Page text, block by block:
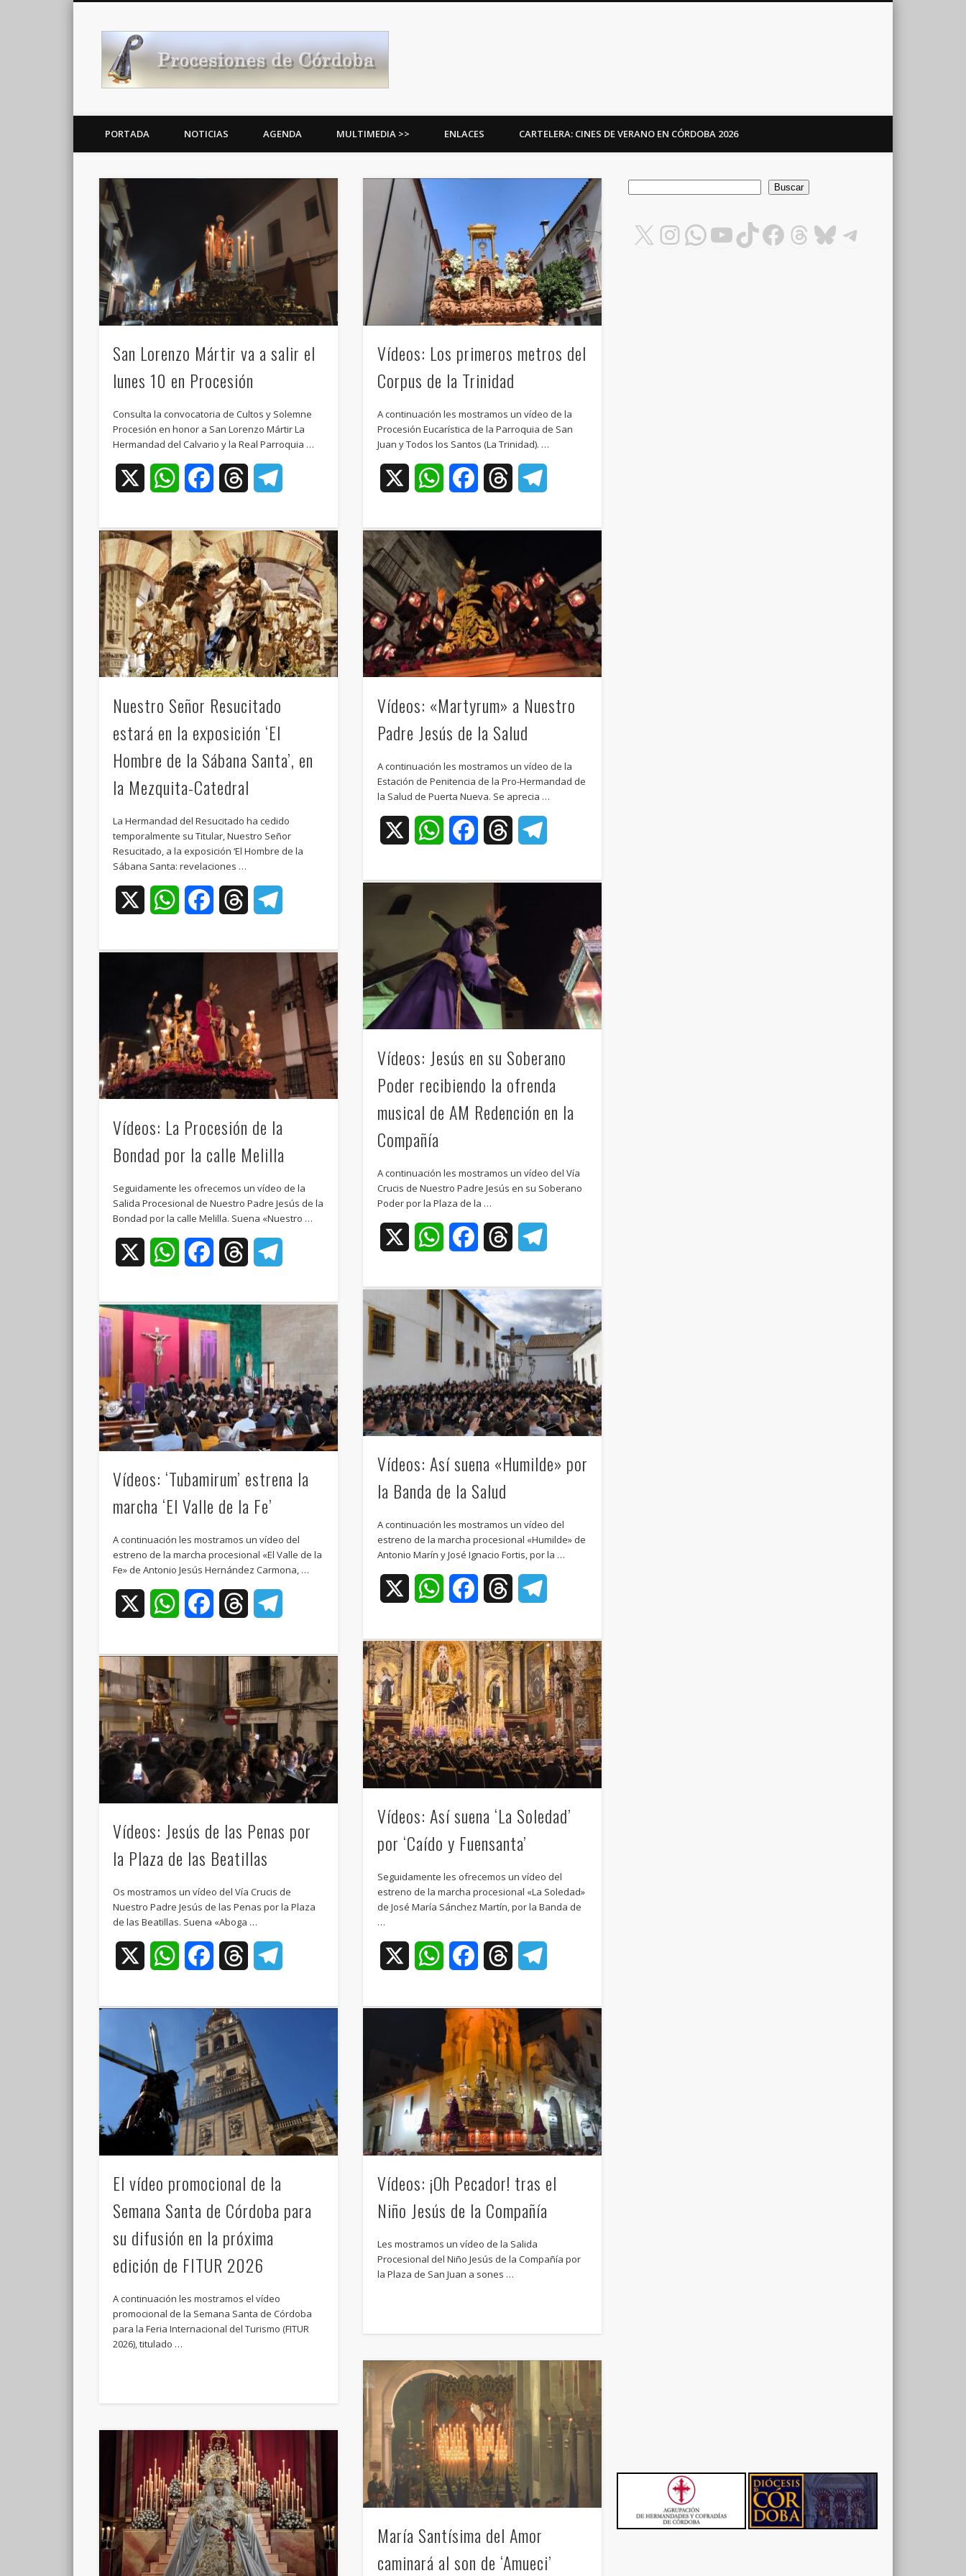
Noticias Cofrades
PORTADA NOTICIAS AGENDA MULTIMEDIA >> ENLACES CARTELERA: CINES DE VERANO EN CÓRDOBA 2026
San Lorenzo Mártir va a salir el
lunes 10 en Procesión
Consulta la convocatoria de Cultos y Solemne
Procesión en honor a San Lorenzo Mártir La
Hermandad del Calvario y la Real Parroquia …
WhatsAppFacebookThreads
Vídeos: Los primeros metros del
Corpus de la Trinidad
A continuación les mostramos un vídeo de la
Procesión Eucarística de la Parroquia de San
Juan y Todos los Santos (La Trinidad). …
WhatsAppFacebookThreads
Nuestro Señor Resucitado
estará en la exposición ‘El
Hombre de la Sábana Santa’, en
la Mezquita-Catedral
La Hermandad del Resucitado ha cedido
temporalmente su Titular, Nuestro Señor
Resucitado, a la exposición ‘El Hombre de la
Sábana Santa: revelaciones …
WhatsAppFacebookThreads
Vídeos: «Martyrum» a Nuestro
Padre Jesús de la Salud
A continuación les mostramos un vídeo de la
Estación de Penitencia de la Pro-Hermandad de
la Salud de Puerta Nueva. Se aprecia …
WhatsAppFacebookThreads
Vídeos: Jesús en su Soberano
Poder recibiendo la ofrenda
musical de AM Redención en la
Compañía
A continuación les mostramos un vídeo del Vía
Crucis de Nuestro Padre Jesús en su Soberano
Poder por la Plaza de la …
WhatsAppFacebookThreads
Vídeos: La Procesión de la
Bondad por la calle Melilla
Seguidamente les ofrecemos un vídeo de la
Salida Procesional de Nuestro Padre Jesús de la
Bondad por la calle Melilla. Suena «Nuestro …
WhatsAppFacebookThreads
Vídeos: Así suena «Humilde» por
la Banda de la Salud
A continuación les mostramos un vídeo del
estreno de la marcha procesional «Humilde» de
Antonio Marín y José Ignacio Fortis, por la …
WhatsAppFacebookThreads
Vídeos: ‘Tubamirum’ estrena la
marcha ‘El Valle de la Fe’
A continuación les mostramos un vídeo del
estreno de la marcha procesional «El Valle de la
Fe» de Antonio Jesús Hernández Carmona, …
WhatsAppFacebookThreads
Vídeos: Así suena ‘La Soledad’
por ‘Caído y Fuensanta’
Seguidamente les ofrecemos un vídeo del
estreno de la marcha procesional «La Soledad»
de José María Sánchez Martín, por la Banda de
…
WhatsAppFacebookThreads
Vídeos: Jesús de las Penas por
la Plaza de las Beatillas
Os mostramos un vídeo del Vía Crucis de
Nuestro Padre Jesús de las Penas por la Plaza
de las Beatillas. Suena «Aboga …
WhatsAppFacebookThreads
El vídeo promocional de la
Semana Santa de Córdoba para
su difusión en la próxima
edición de FITUR 2026
A continuación les mostramos el vídeo
promocional de la Semana Santa de Córdoba
para la Feria Internacional del Turismo (FITUR
2026), titulado …
Vídeos: ¡Oh Pecador! tras el
Niño Jesús de la Compañía
Les mostramos un vídeo de la Salida
Procesional del Niño Jesús de la Compañía por
la Plaza de San Juan a sones …
María Santísima del Amor
caminará al son de ‘Amueci’
Buscar
X Instagram
WhatsApp
YouTube
TikTok
Facebook
Threads
Bluesky
Telegram